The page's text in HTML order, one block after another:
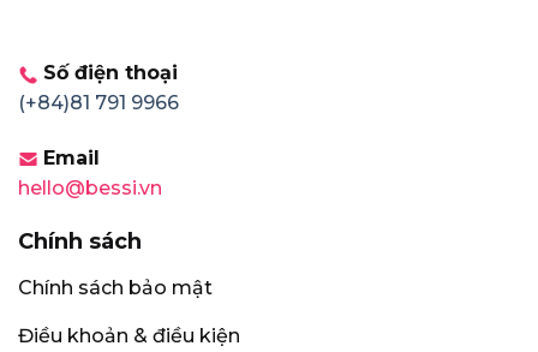
Số điện thoại
(+84)81 791 9966
Email
hello@bessi.vn
Chính sách
Chính sách bảo mật
Điều khoản & điều kiện